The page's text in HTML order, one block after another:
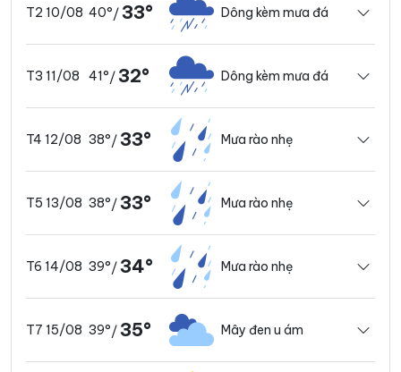
T2 10/08 40°/ 33° Dông kèm mưa đá
T3 11/08 41°/ 32° Dông kèm mưa đá
T4 12/08 38°/ 33° Mưa rào nhẹ
T5 13/08 38°/ 33° Mưa rào nhẹ
T6 14/08 39°/ 34° Mưa rào nhẹ
T7 15/08 39°/ 35° Mây đen u ám